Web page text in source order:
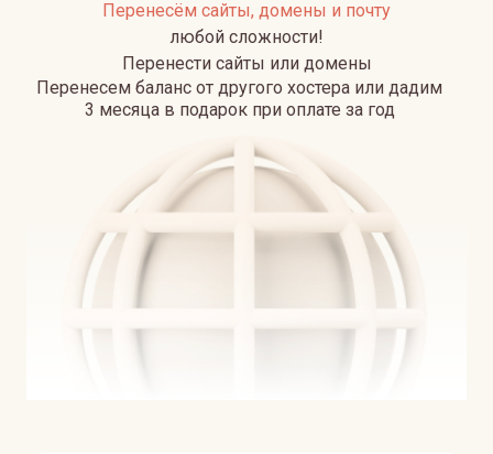
Перенесём сайты, домены и почту
любой сложности!
Перенести сайты или домены
Перенесем баланс от другого хостера или дадим
3 месяца в подарок при оплате за год